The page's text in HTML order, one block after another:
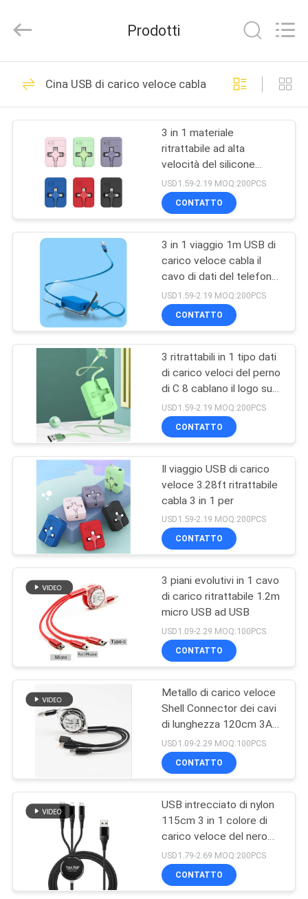
CASA
PRODOTTI
CIRCA
GIRO
FABBRICA
CONTROLLO
DI
QUALITÀ
CONTATTICI
RICHIEDA
CITAZIONE
MAPPA
DEL
SITO
PRIVACY
POLICY
Reserved.
Caricatore della
radio del supporto
dell'automobile
35
Caricatore senza fili
da tavolino
59
Caricatore senza fili
del cuscinetto di
topo
21
Supporto di carico
senza fili veloce
Caricatore senza fili
di multi funzione
65
La Banca senza fili
di potere di carico
19
Prodotti
Cina USB di carico veloce cabla
3 in 1 materiale
ritrattabile ad alta
velocità del silicone
dell'ABS del TPE del
cavo di dati
USD1.59-2.19 MOQ:200PCS
CONTATTO
3 in 1 viaggio 1m USB di
carico veloce cabla il
cavo di dati del telefono
cellulare
USD1.59-2.19 MOQ:200PCS
CONTATTO
3 ritrattabili in 1 tipo dati
di carico veloci del perno
di C 8 cablano il logo su
ordinazione
USD1.59-2.19 MOQ:200PCS
CONTATTO
Il viaggio USB di carico
veloce 3.28ft ritrattabile
cabla 3 in 1 per
USD1.59-2.19 MOQ:200PCS
CONTATTO
3 piani evolutivi in 1 cavo
di carico ritrattabile 1.2m
micro USB ad USB
USD1.09-2.29 MOQ:100PCS
CONTATTO
Metallo di carico veloce
Shell Connector dei cavi
di lunghezza 120cm 3A
USB
USD1.09-2.29 MOQ:100PCS
CONTATTO
USB intrecciato di nylon
115cm 3 in 1 colore di
carico veloce del nero
dell'OEM del cavo
USD1.79-2.69 MOQ:200PCS
CONTATTO